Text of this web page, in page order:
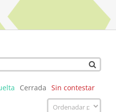
Cerrada Sin contestar